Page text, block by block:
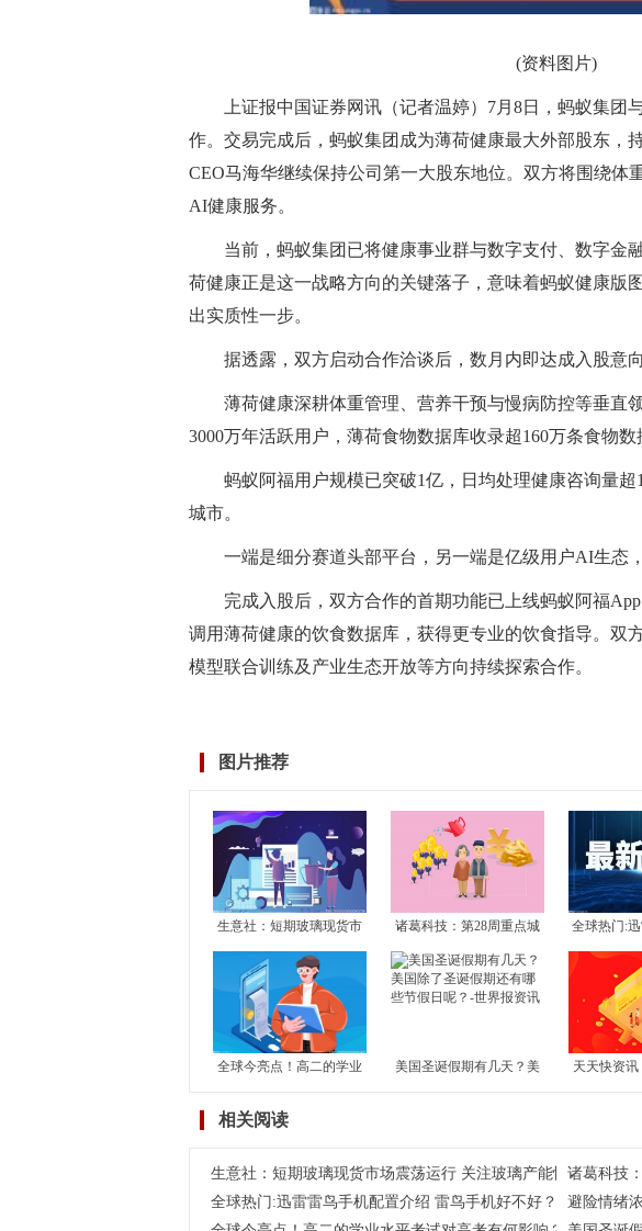
(资料图片)
上证报中国证券网讯（记者温婷）7月8日，蚂蚁集团
作。交易完成后，蚂蚁集团成为薄荷健康最大外部股东，
CEO马海华继续保持公司第一大股东地位。双方将围绕体
AI健康服务。
当前，蚂蚁集团已将健康事业群与数字支付、数字金
荷健康正是这一战略方向的关键落子，意味着蚂蚁健康版
出实质性一步。
据透露，双方启动合作洽谈后，数月内即达成入股意向
薄荷健康深耕体重管理、营养干预与慢病防控等垂直
3000万年活跃用户，薄荷食物数据库收录超160万条食物数
蚂蚁阿福用户规模已突破1亿，日均处理健康咨询量
城市。
一端是细分赛道头部平台，另一端是亿级用户AI生态
完成入股后，双方合作的首期功能已上线蚂蚁阿福
调用薄荷健康的饮食数据库，获得更专业的饮食指导。双
模型联合训练及产业生态开放等方向持续探索合作。
图片推荐
生意社：短期玻璃现货市
场震荡运行 关注玻璃产能
恢复及房地产竣工情况
诸葛科技：第28周重点城
市成交止升转降 北京新房
成交独升 其余14城全部下
全球热门:
置介绍 雷
全球今亮点！高二的学业
响？学考对高考到底有没
美国圣诞假期有几天？美
天天快资
相关阅读
生意社：短期玻璃现货市场震荡运行 关注玻璃产能恢复及房地
诸葛科技
全球热门:迅雷雷鸟手机配置介绍 雷鸟手机好不好？
避险情绪